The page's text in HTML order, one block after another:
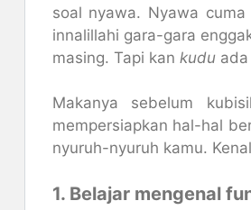
soal nyawa. Nyawa
innalillahi gara-gara
masing. Tapi kan kudu
Makanya sebelum
mempersiapkan hal-hal
nyuruh-nyuruh kamu.
1. Belajar mengenal